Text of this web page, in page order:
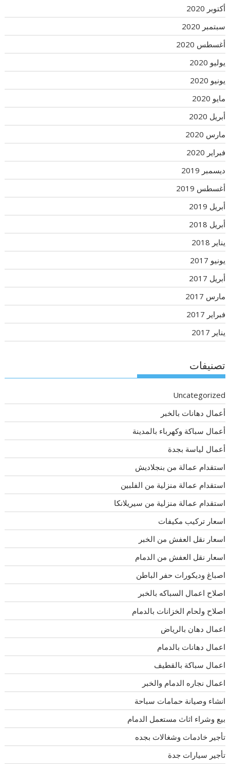
أكتوبر 2020
سبتمبر 2020
أغسطس 2020
يوليو 2020
يونيو 2020
مايو 2020
أبريل 2020
مارس 2020
فبراير 2020
ديسمبر 2019
أغسطس 2019
أبريل 2019
أبريل 2018
يناير 2018
يونيو 2017
أبريل 2017
مارس 2017
فبراير 2017
يناير 2017
تصنيفات
Uncategorized
أعمال دهانات بالخبر
أعمال سباكة وكهرباء بالمدينة
أعمال لياسة بجدة
استقدام عمالة من بنجلاديش
استقدام عمالة منزلية من الفلبين
استقدام عمالة منزلية من سيريلانكا
اسعار تركيب مكيفات
اسعار نقل العفش من الخبر
اسعار نقل العفش من الدمام
اصباغ وديكورات حفر الباطن
اصلاح اعمال السباكه بالخبر
اصلاح ولحام الخزانات بالدمام
اعمال دهان بالرياض
اعمال دهانات بالدمام
اعمال سباكة بالقطيف
اعمال نجاره الدمام والخبر
انشاء وصيانة حمامات سباحة
بيع وشراء اثاث مستعمل الدمام
تأجير خادمات وشغالات بجده
تأجير سيارات جدة